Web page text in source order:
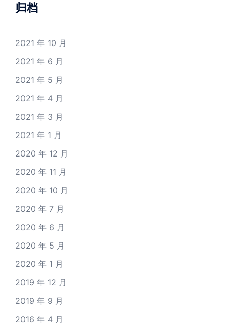
归档
2021 年 10 月
2021 年 6 月
2021 年 5 月
2021 年 4 月
2021 年 3 月
2021 年 1 月
2020 年 12 月
2020 年 11 月
2020 年 10 月
2020 年 7 月
2020 年 6 月
2020 年 5 月
2020 年 1 月
2019 年 12 月
2019 年 9 月
2016 年 4 月